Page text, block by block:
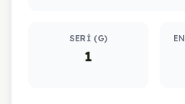
SERI (G)
1